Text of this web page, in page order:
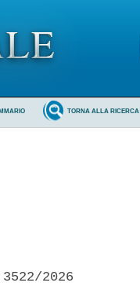
TORNA ALLA RICERCA
2026